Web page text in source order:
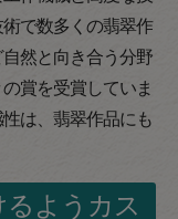
で数多くの翡翠作
然と向き合う分野
賞を受賞していま
は、翡翠作品にも
ようカス